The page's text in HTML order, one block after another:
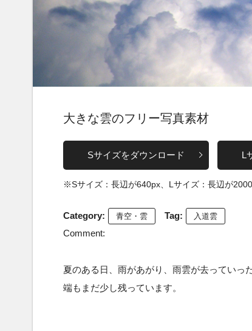
大きな雲のフリー写真素材
Sサイズをダウンロード L
※Sサイズ：長辺が640px、Lサイズ：長辺が
Category: 青空・雲 Tag: 入道雲
Comment:
夏のある日、雨があがり、雨雲が去っていっ
端もまだ少し残っています。